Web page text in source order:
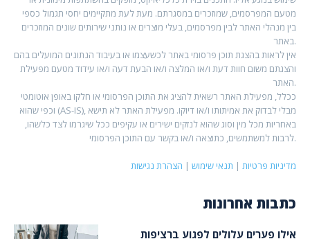
מטעם המפרסמים, שמוזכרים במסגרתם. מעת לעת מתקיימים יחסי תגמול כספי
בין מנהלי האתר לבין מפרסמים, בעלי מוצרים או נותני שירותים שונים המוזכרים
באתר.
אין לראות בהצגת תוכן פרסומי באתר לכשעצמו או בעיבוד הנתונים המועלים בהם
והצגתם משום חוות דעת ו/או המלצה ו/או הבעת דעה ו/או עידוד מטעם מפעילת
האתר.
ככלל, מפעילת האתר רשאית להציג את התוכן הפרסומי או חלקו באופן אוטומטי
וכפי שהוא (AS-IS), מבלי לבדוק את אמיתותו ו/או דיוקו. מפעילת האתר לא תישא
באחריות מכל מין וסוג שהוא לנזקים ישירים או עקיפים ככל שיגרמו לצד כלשהו,
לרבות למשתמשים, כתוצאה ו/או בקשר עם התוכן הפרסומי.
מדיניות פרטיות | תנאי שימוש | הצהרת נגישות
כתבות אחרונות
אילו פערים עלולים לפגוע ברציפות